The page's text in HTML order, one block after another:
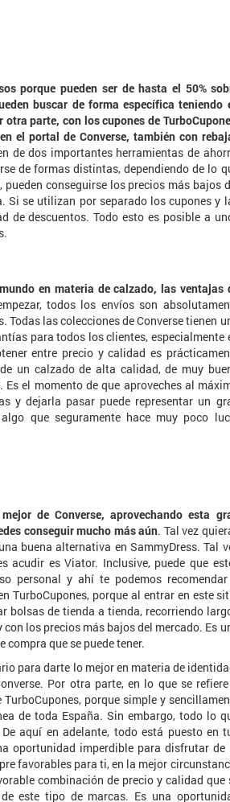
porque pueden ser de hasta el 50%
buscar de forma específica teniendo
parte, con los cupones de
el portal de Converse, también con
de dos importantes herramientas de
de formas distintas, dependiendo de lo
conseguirse los precios más bajos
Si se utilizan por separado los cupones y
de descuentos. Todo esto es posible a
en materia de calzado, las ventajas
todos los envíos son
las colecciones de Converse tienen
para todos los clientes, especialmente
entre precio y calidad es
un calzado de alta calidad, de muy
el momento de que aproveches al
y dejarla pasar puede representar un
que seguramente hace muy poco
de Converse, aprovechando esta
conseguir mucho más aún. Tal vez
buena alternativa en SammyDress. Tal
acudir es Viator. Inclusive, puede que
personal y ahí te podemos
TurboCupones, porque al entrar en este
bolsas de tienda a tienda, recorriendo
los precios más bajos del mercado. Es
que se puede tener.
para darte lo mejor en materia de
Por otra parte, en lo que se
porque simple y
de toda España. Sin embargo, todo lo
aquí en adelante, todo está puesto en
oportunidad imperdible para disfrutar de
favorables para ti, en la mejor
combinación de precio y calidad que
este tipo de marcas. Es una